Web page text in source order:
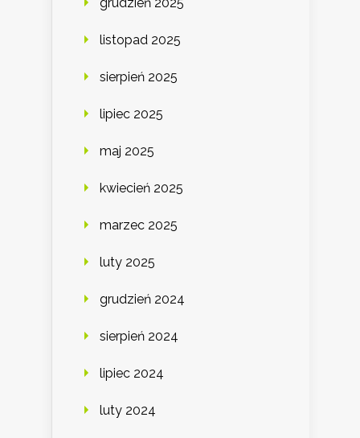
listopad 2025
sierpień 2025
lipiec 2025
maj 2025
kwiecień 2025
marzec 2025
luty 2025
grudzień 2024
sierpień 2024
lipiec 2024
luty 2024